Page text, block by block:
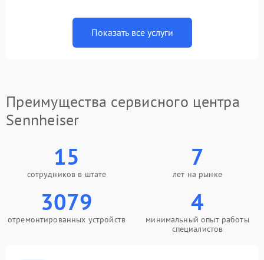
Показать все услуги
Преимущества сервисного центра
Sennheiser
15
сотрудников в штате
7
лет на рынке
3079
отремонтированных устройств
4
минимальный опыт работы
специалистов